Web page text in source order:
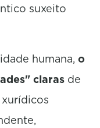
suxeito
humana, o
claras de